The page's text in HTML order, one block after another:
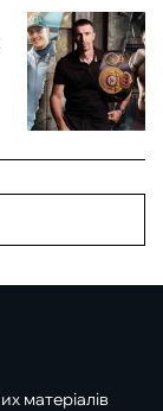
матеріалів